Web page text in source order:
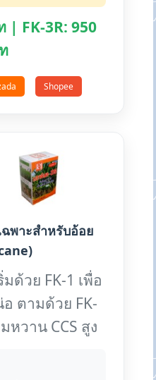
| FK-3R: 950
Shopee
ฉพาะสำหรับอ้อย
ด้วย FK-1 เพื่อ
ตามด้วย FK-
หวาน CCS สูง